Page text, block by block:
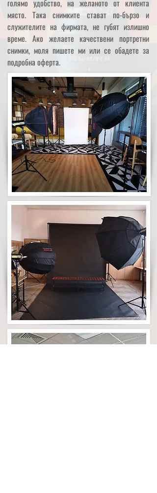
голямо удобство, на желаното от клиента
място. Така снимките стават по-бързо и
служителите на фирмата, не губят излишно
време. Ако желаете качествени портретни
снимки, моля пишете ми или се обадете за
подробна оферта.